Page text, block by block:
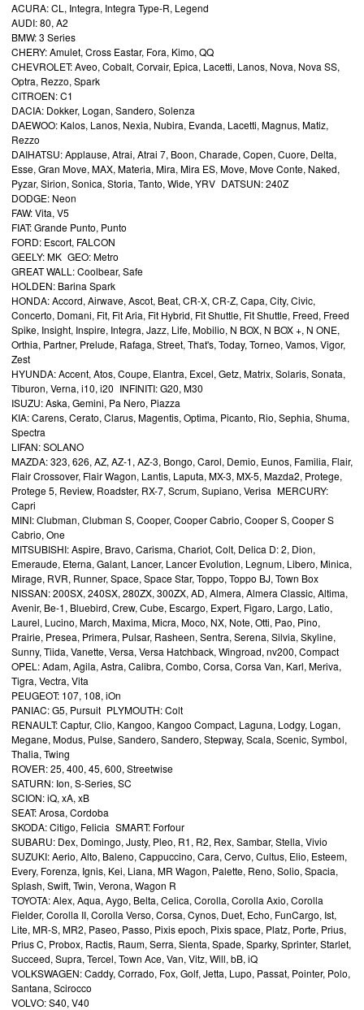
ACURA: CL, Integra, Integra Type-R, Legend
AUDI: 80, A2
BMW: 3 Series
CHERY: Amulet, Cross Eastar, Fora, Kimo, QQ
CHEVROLET: Aveo, Cobalt, Corvair, Epica, Lacetti, Lanos, Nova, Nova SS,
Optra, Rezzo, Spark
CITROEN: C1
DACIA: Dokker, Logan, Sandero, Solenza
DAEWOO: Kalos, Lanos, Nexia, Nubira, Evanda, Lacetti, Magnus, Matiz,
Rezzo
DAIHATSU: Applause, Atrai, Atrai 7, Boon, Charade, Copen, Cuore, Delta,
Esse, Gran Move, MAX, Materia, Mira, Mira ES, Move, Move Conte, Naked,
Pyzar, Sirion, Sonica, Storia, Tanto, Wide, YRV DATSUN: 240Z
DODGE: Neon
FAW: Vita, V5
FIAT: Grande Punto, Punto
FORD: Escort, FALCON
GEELY: MK GEO: Metro
GREAT WALL: Coolbear, Safe
HOLDEN: Barina Spark
HONDA: Accord, Airwave, Ascot, Beat, CR-X, CR-Z, Capa, City, Civic,
Concerto, Domani, Fit, Fit Aria, Fit Hybrid, Fit Shuttle, Fit Shuttle, Freed, Freed
Spike, Insight, Inspire, Integra, Jazz, Life, Mobilio, N BOX, N BOX +, N ONE,
Orthia, Partner, Prelude, Rafaga, Street, That's, Today, Torneo, Vamos, Vigor,
Zest
HYUNDA: Accent, Atos, Coupe, Elantra, Excel, Getz, Matrix, Solaris, Sonata,
Tiburon, Verna, i10, i20 INFINITI: G20, M30
ISUZU: Aska, Gemini, Pa Nero, Piazza
KIA: Carens, Cerato, Clarus, Magentis, Optima, Picanto, Rio, Sephia, Shuma,
Spectra
LIFAN: SOLANO
MAZDA: 323, 626, AZ, AZ-1, AZ-3, Bongo, Carol, Demio, Eunos, Familia, Flair,
Flair Crossover, Flair Wagon, Lantis, Laputa, MX-3, MX-5, Mazda2, Protege,
Protege 5, Review, Roadster, RX-7, Scrum, Supiano, Verisa MERCURY:
Capri
MINI: Clubman, Clubman S, Cooper, Cooper Cabrio, Cooper S, Cooper S
Cabrio, One
MITSUBISHI: Aspire, Bravo, Carisma, Chariot, Colt, Delica D: 2, Dion,
Emeraude, Eterna, Galant, Lancer, Lancer Evolution, Legnum, Libero, Minica,
Mirage, RVR, Runner, Space, Space Star, Toppo, Toppo BJ, Town Box
NISSAN: 200SX, 240SX, 280ZX, 300ZX, AD, Almera, Almera Classic, Altima,
Avenir, Be-1, Bluebird, Crew, Cube, Escargo, Expert, Figaro, Largo, Latio,
Laurel, Lucino, March, Maxima, Micra, Moco, NX, Note, Otti, Pao, Pino,
Prairie, Presea, Primera, Pulsar, Rasheen, Sentra, Serena, Silvia, Skyline,
Sunny, Tiida, Vanette, Versa, Versa Hatchback, Wingroad, nv200, Compact
OPEL: Adam, Agila, Astra, Calibra, Combo, Corsa, Corsa Van, Karl, Meriva,
Tigra, Vectra, Vita
PEUGEOT: 107, 108, iOn
PANIAC: G5, Pursuit PLYMOUTH: Colt
RENAULT: Captur, Clio, Kangoo, Kangoo Compact, Laguna, Lodgy, Logan,
Megane, Modus, Pulse, Sandero, Sandero, Stepway, Scala, Scenic, Symbol,
Thalia, Twing
ROVER: 25, 400, 45, 600, Streetwise
SATURN: Ion, S-Series, SC
SCION: iQ, xA, xB
SEAT: Arosa, Cordoba
SKODA: Citigo, Felicia SMART: Forfour
SUBARU: Dex, Domingo, Justy, Pleo, R1, R2, Rex, Sambar, Stella, Vivio
SUZUKI: Aerio, Alto, Baleno, Cappuccino, Cara, Cervo, Cultus, Elio, Esteem,
Every, Forenza, Ignis, Kei, Liana, MR Wagon, Palette, Reno, Solio, Spacia,
Splash, Swift, Twin, Verona, Wagon R
TOYOTA: Alex, Aqua, Aygo, Belta, Celica, Corolla, Corolla Axio, Corolla
Fielder, Corolla II, Corolla Verso, Corsa, Cynos, Duet, Echo, FunCargo, Ist,
Lite, MR-S, MR2, Paseo, Passo, Pixis epoch, Pixis space, Platz, Porte, Prius,
Prius C, Probox, Ractis, Raum, Serra, Sienta, Spade, Sparky, Sprinter, Starlet,
Succeed, Supra, Tercel, Town Ace, Van, Vitz, Will, bB, iQ
VOLKSWAGEN: Caddy, Corrado, Fox, Golf, Jetta, Lupo, Passat, Pointer, Polo,
Santana, Scirocco
VOLVO: S40, V40